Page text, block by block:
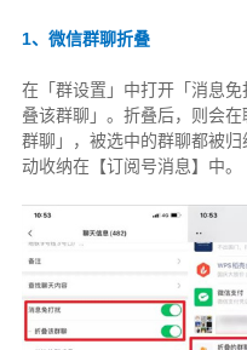
1、微信群聊折叠
在「群设置」中打开「消息
叠该群聊」。折叠后，则会
群聊」，被选中的群聊都被
动收纳在【订阅号消息】中。